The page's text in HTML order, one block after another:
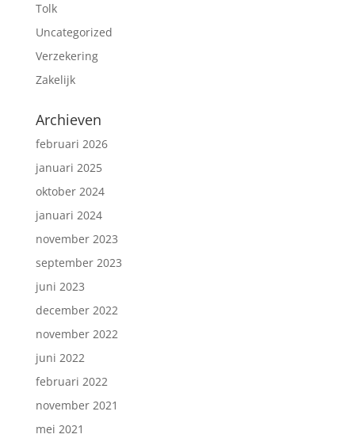
Tolk
Uncategorized
Verzekering
Zakelijk
Archieven
februari 2026
januari 2025
oktober 2024
januari 2024
november 2023
september 2023
juni 2023
december 2022
november 2022
juni 2022
februari 2022
november 2021
mei 2021